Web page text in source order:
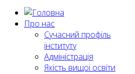
Про нас
Сучасний профіль
інституту
Адміністрація
Якість вищої освіти